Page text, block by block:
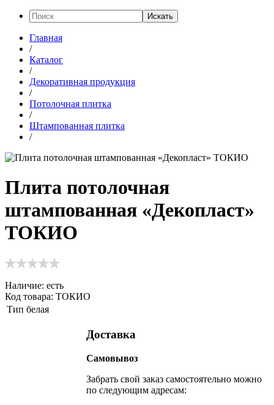
Искать
Главная
/
Каталог
/
Декоративная продукция
/
Потолочная плитка
/
Штампованная плитка
/
Плита потолочная
штампованная «Декопласт»
ТОКИО
Наличие: есть
Код товара: ТОКИО
Тип белая
Доставка
Самовывоз
Забрать свой заказ самостоятельно можно
по следующим адресам: